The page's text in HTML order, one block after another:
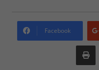
Facebook